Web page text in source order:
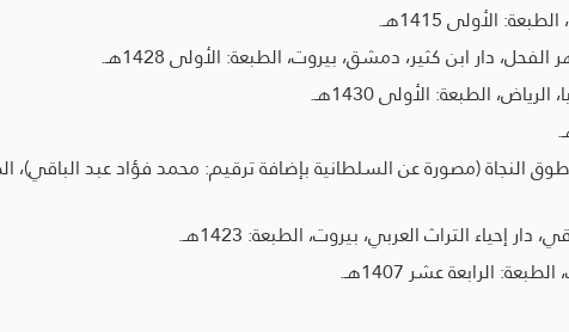
الأولى 1415هـ.
دار ابن كثير، دمشق، بيروت، الطبعة: الأولى 1428هـ.
الطبعة: الأولى 1430هـ.
النجاة (مصورة عن السلطانية بإضافة ترقيم: محمد فؤاد عبد الباقي)،
التراث العربي، بيروت، الطبعة: 1423هـ.
الرابعة عشر 1407هـ.